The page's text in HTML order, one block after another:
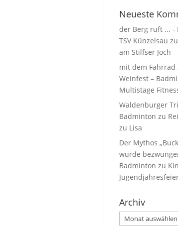
Neueste
der Berg ruft ... -
TSV Künzelsau zu
am Stilfser Joch
mit dem Fahrrad
Weinfest –
Multistage
Waldenburger
Badminton zu
zu Lisa
Der Mythos
wurde
Badminton zu
Archiv